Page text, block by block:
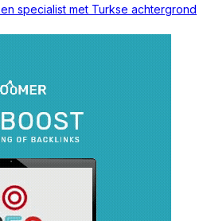
specialist met Turkse achtergrond